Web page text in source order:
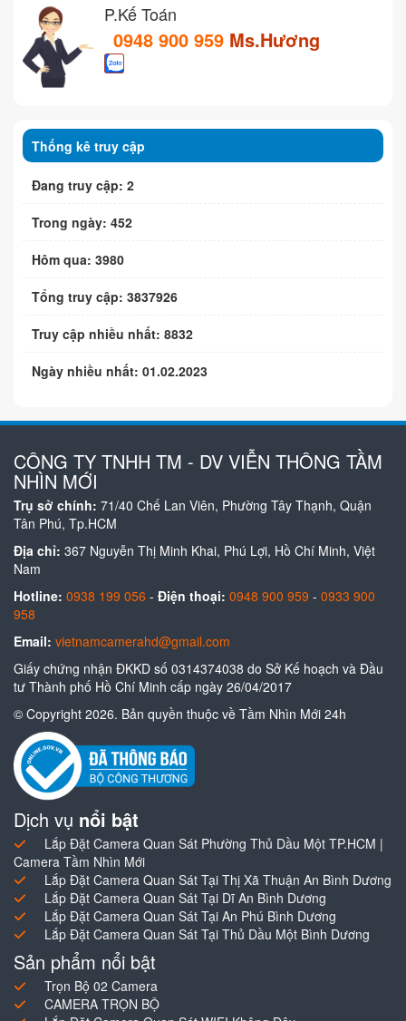
P.Kế Toán
0948 900 959 Ms.Hương
Thống kê truy cập
Đang truy cập: 2
Trong ngày: 452
Hôm qua: 3980
Tổng truy cập: 3837926
Truy cập nhiều nhất: 8832
Ngày nhiều nhất: 01.02.2023
CÔNG TY TNHH TM - DV VIỄN THÔNG TẦM
NHÌN MỚI
Trụ sở chính: 71/40 Chế Lan Viên, Phường Tây Thạnh, Quận
Tân Phú, Tp.HCM
Địa chỉ: 367 Nguyễn Thị Minh Khai, Phú Lợi, Hồ Chí Minh, Việt
Nam
Hotline: 0938 199 056 - Điện thoại: 0948 900 959 - 0933 900
958
Email: vietnamcamerahd@gmail.com
Giấy chứng nhận ĐKKD số 0314374038 do Sở Kế hoạch và Đầu
tư Thành phố Hồ Chí Minh cấp ngày 26/04/2017
© Copyright 2026. Bản quyền thuộc về Tầm Nhìn Mới 24h
Dịch vụ nổi bật
Lắp Đặt Camera Quan Sát Phường Thủ Dầu Một TP.HCM |
Camera Tầm Nhìn Mới
Lắp Đặt Camera Quan Sát Tại Thị Xã Thuận An Bình Dương
Lắp Đặt Camera Quan Sát Tại Dĩ An Bình Dương
Lắp Đặt Camera Quan Sát Tại An Phú Bình Dương
Lắp Đặt Camera Quan Sát Tại Thủ Dầu Một Bình Dương
Sản phẩm nổi bật
Trọn Bộ 02 Camera
CAMERA TRỌN BỘ